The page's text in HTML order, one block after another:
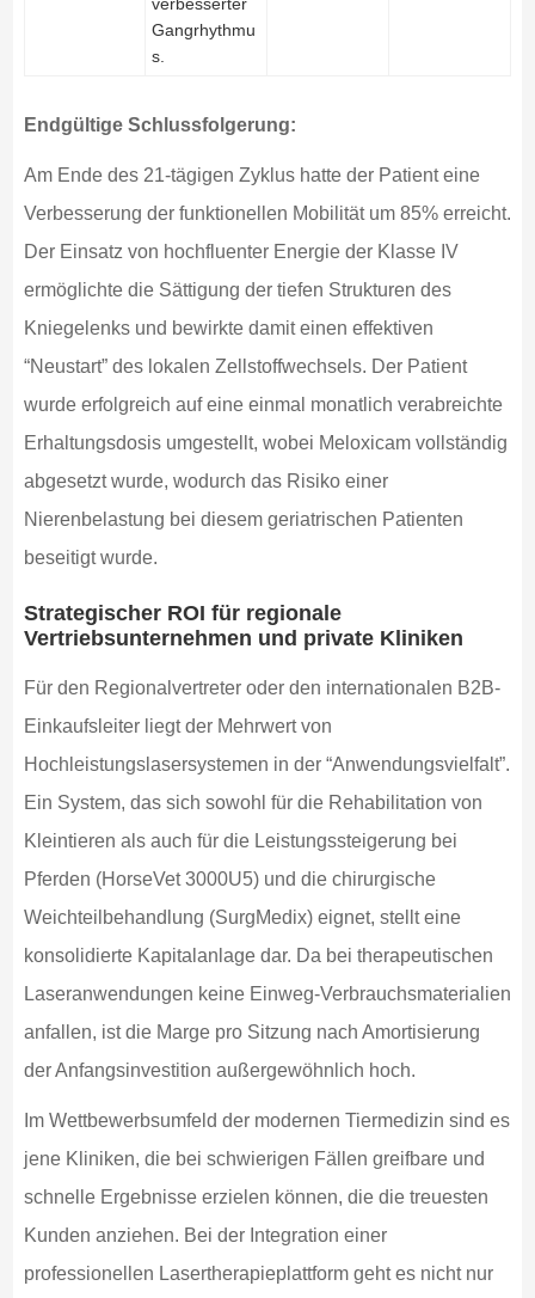
verbesserter
Gangrhythmu
s.
Endgültige Schlussfolgerung:
Am Ende des 21-tägigen Zyklus hatte der Patient eine
Verbesserung der funktionellen Mobilität um 85% erreicht.
Der Einsatz von hochfluenter Energie der Klasse IV
ermöglichte die Sättigung der tiefen Strukturen des
Kniegelenks und bewirkte damit einen effektiven
“Neustart” des lokalen Zellstoffwechsels. Der Patient
wurde erfolgreich auf eine einmal monatlich verabreichte
Erhaltungsdosis umgestellt, wobei Meloxicam vollständig
abgesetzt wurde, wodurch das Risiko einer
Nierenbelastung bei diesem geriatrischen Patienten
beseitigt wurde.
Strategischer ROI für regionale
Vertriebsunternehmen und private Kliniken
Für den Regionalvertreter oder den internationalen B2B-
Einkaufsleiter liegt der Mehrwert von
Hochleistungslasersystemen in der “Anwendungsvielfalt”.
Ein System, das sich sowohl für die Rehabilitation von
Kleintieren als auch für die Leistungssteigerung bei
Pferden (HorseVet 3000U5) und die chirurgische
Weichteilbehandlung (SurgMedix) eignet, stellt eine
konsolidierte Kapitalanlage dar. Da bei therapeutischen
Laseranwendungen keine Einweg-Verbrauchsmaterialien
anfallen, ist die Marge pro Sitzung nach Amortisierung
der Anfangsinvestition außergewöhnlich hoch.
Im Wettbewerbsumfeld der modernen Tiermedizin sind es
jene Kliniken, die bei schwierigen Fällen greifbare und
schnelle Ergebnisse erzielen können, die die treuesten
Kunden anziehen. Bei der Integration einer
professionellen Lasertherapieplattform geht es nicht nur